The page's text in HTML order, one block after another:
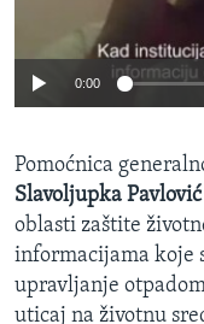
0:00
Pomoćnica
Slavoljupka Pavlović
oblasti zaštite
informacijama koje
upravljanje
uticaj na životnu